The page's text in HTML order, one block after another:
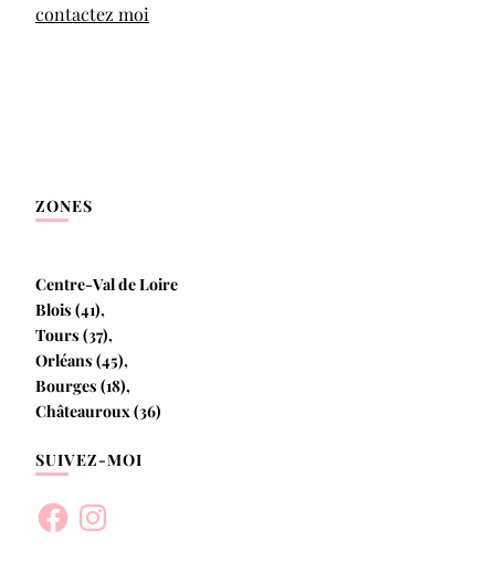
contactez moi
ZONES
Centre-Val de Loire
Blois (41),
Tours (37),
Orléans (45),
Bourges (18),
Châteauroux (36)
SUIVEZ-MOI
FacebookInstagram